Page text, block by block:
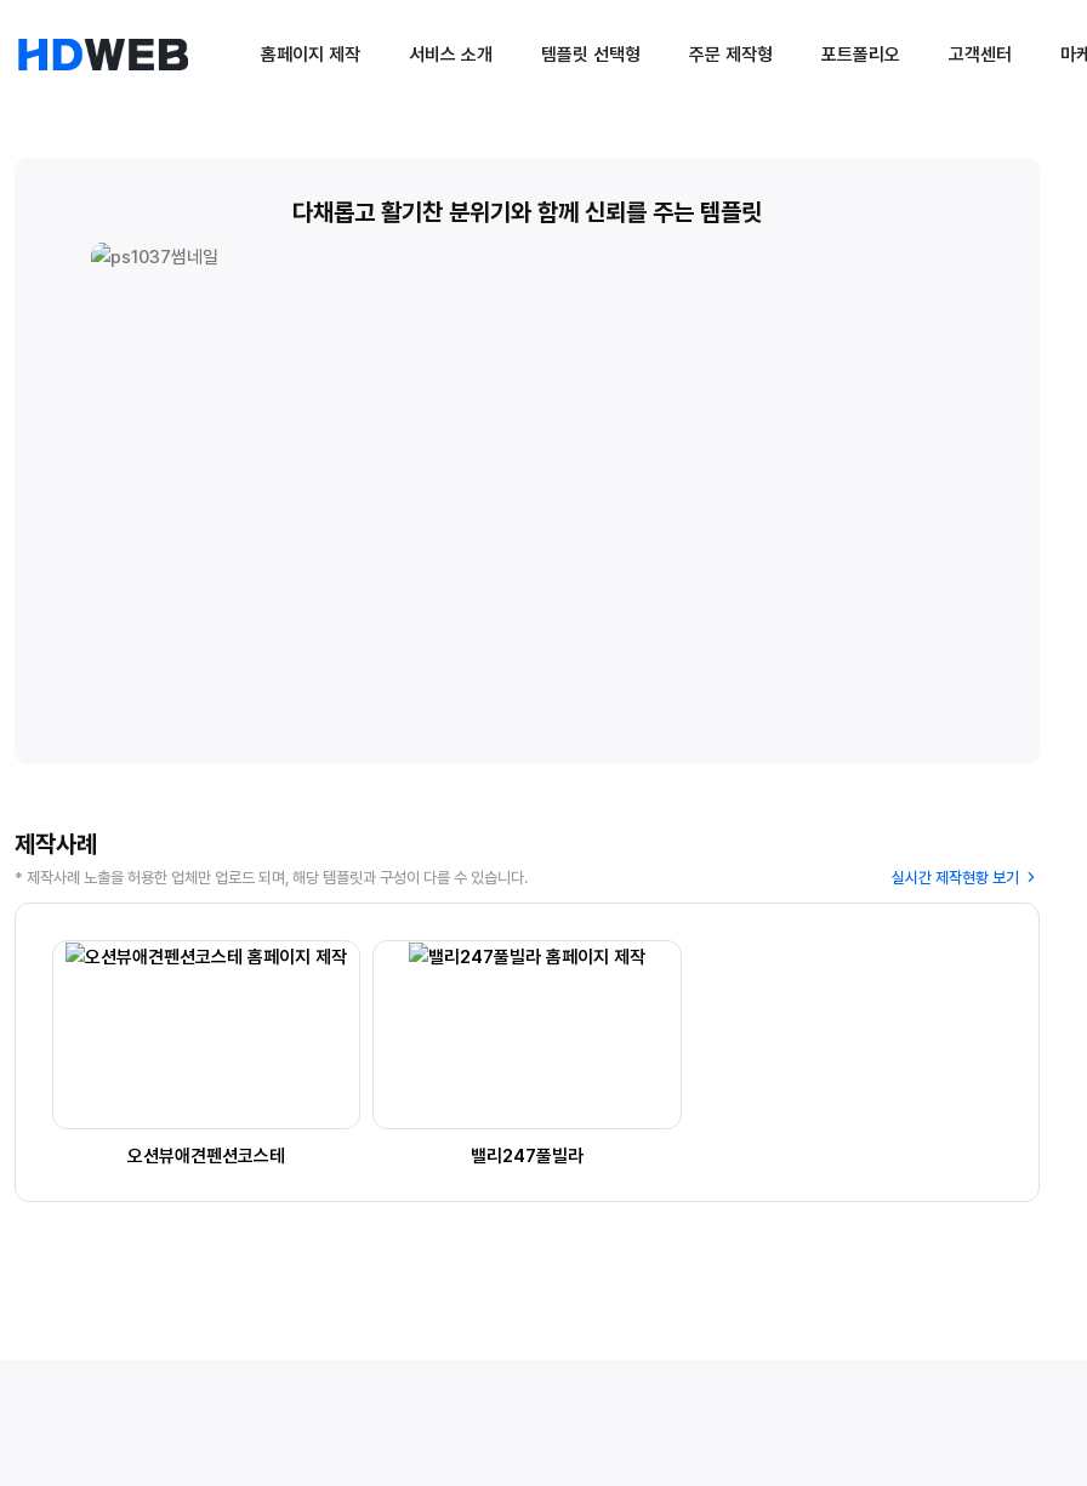
홈페이지 제작 서비스 소개 템플릿 선택형 주문 제작형 포트폴리오 고객센터 마
다채롭고 활기찬 분위기와 함께 신뢰를 주는 템플릿
제작사례
* 제작사례 노출을 허용한 업체만 업로드 되며, 해당 템플릿과 구성이 다를 수 있습니다. 실시간 제작현황 보기
오션뷰애견펜션코스테 밸리247풀빌라